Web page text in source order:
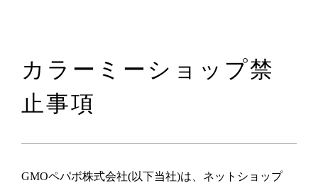
カラーミーショップ禁
止事項
GMOペパボ株式会社(以下当社)は、ネットショップ